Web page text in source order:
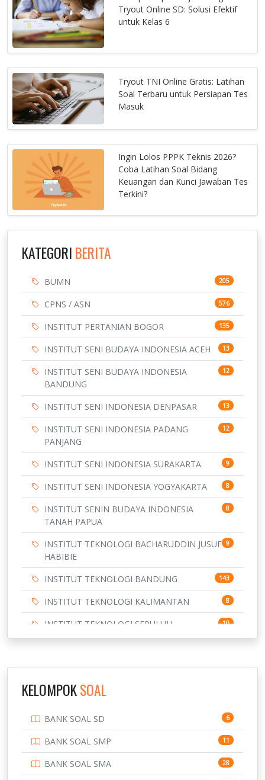
Tryout Online SD: Solusi Efektif
untuk Kelas 6
Tryout TNI Online Gratis: Latihan
Soal Terbaru untuk Persiapan Tes
Masuk
Ingin Lolos PPPK Teknis 2026?
Coba Latihan Soal Bidang
Keuangan dan Kunci Jawaban Tes
Terkini?
KATEGORI BERITA
BUMN 205
CPNS / ASN 576
INSTITUT PERTANIAN BOGOR 135
INSTITUT SENI BUDAYA INDONESIA ACEH 13
INSTITUT SENI BUDAYA INDONESIA
BANDUNG
12
INSTITUT SENI INDONESIA DENPASAR 13
INSTITUT SENI INDONESIA PADANG
PANJANG
12
INSTITUT SENI INDONESIA SURAKARTA 9
INSTITUT SENI INDONESIA YOGYAKARTA 8
INSTITUT SENIN BUDAYA INDONESIA
TANAH PAPUA
8
INSTITUT TEKNOLOGI BACHARUDDIN JUSUF
HABIBIE
9
INSTITUT TEKNOLOGI BANDUNG 143
INSTITUT TEKNOLOGI KALIMANTAN 8
INSTITUT TEKNOLOGI SEPULUH
NOVEMBER
10
3
169
7
KELOMPOKSOAL
BANK SOAL SD 6
BANK SOAL SMP 11
BANK SOAL SMA 28